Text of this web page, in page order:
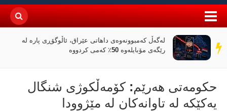
سەر
دێڕ
لەگەڵ کەمبوونەوەی داهاتی عێراق، ئاڵوگۆڕی پارە لە
رێگەی مۆبایلەوە 50٪ کەمی کردووە
حكومەتی هەرێم: کۆمەڵکوژی شنگال
یەكێكە لە تاوانەكان لە مێژوودا